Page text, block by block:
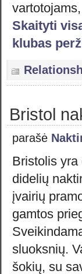
Skaityti
klubas
Bristol
parašė
Bristolis
didelių
įvairių
gamtos
sluoksnių.
šokių, su